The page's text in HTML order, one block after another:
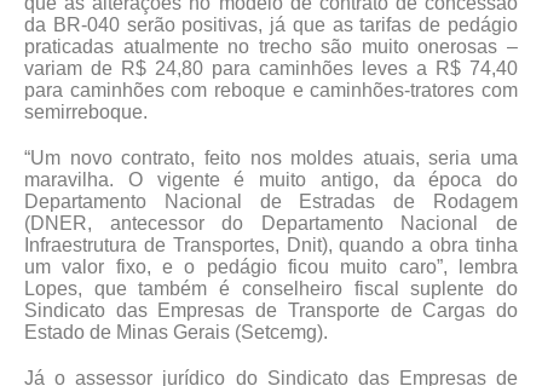
da BR-040 serão positivas, já que as tarifas de pedágio
praticadas atualmente no trecho são muito onerosas –
variam de R$ 24,80 para caminhões leves a R$ 74,40
para caminhões com reboque e caminhões-tratores com
semirreboque.
“Um novo contrato, feito nos moldes atuais, seria uma
maravilha. O vigente é muito antigo, da época do
Departamento Nacional de Estradas de Rodagem
(DNER, antecessor do Departamento Nacional de
Infraestrutura de Transportes, Dnit), quando a obra tinha
um valor fixo, e o pedágio ficou muito caro”, lembra
Lopes, que também é conselheiro fiscal suplente do
Sindicato das Empresas de Transporte de Cargas do
Estado de Minas Gerais (Setcemg).
Já o assessor jurídico do Sindicato das Empresas de